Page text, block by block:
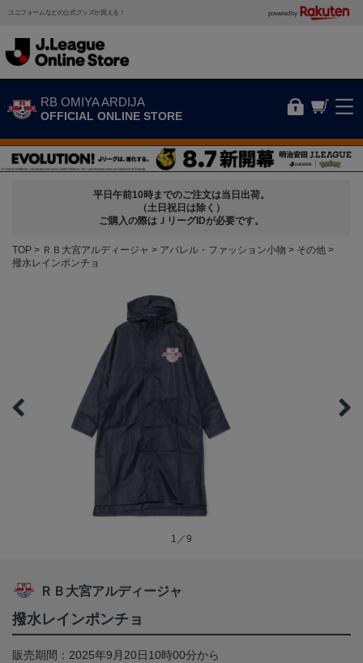
ユニフォームなどの公式グッズが買える！ powered by
RB OMIYA ARDIJA
OFFICIAL ONLINE STORE
平日午前10時までのご注文は当日出荷。
（土日祝日は除く）
ご購入の際はＪリーグIDが必要です。
TOP ＲＢ大宮アルディージャ アパレル・ファッション小物
その他
撥水レインポンチョ
1／9
ＲＢ大宮アルディージャ
撥水レインポンチョ
販売期間：2025年9月20日10時00分から